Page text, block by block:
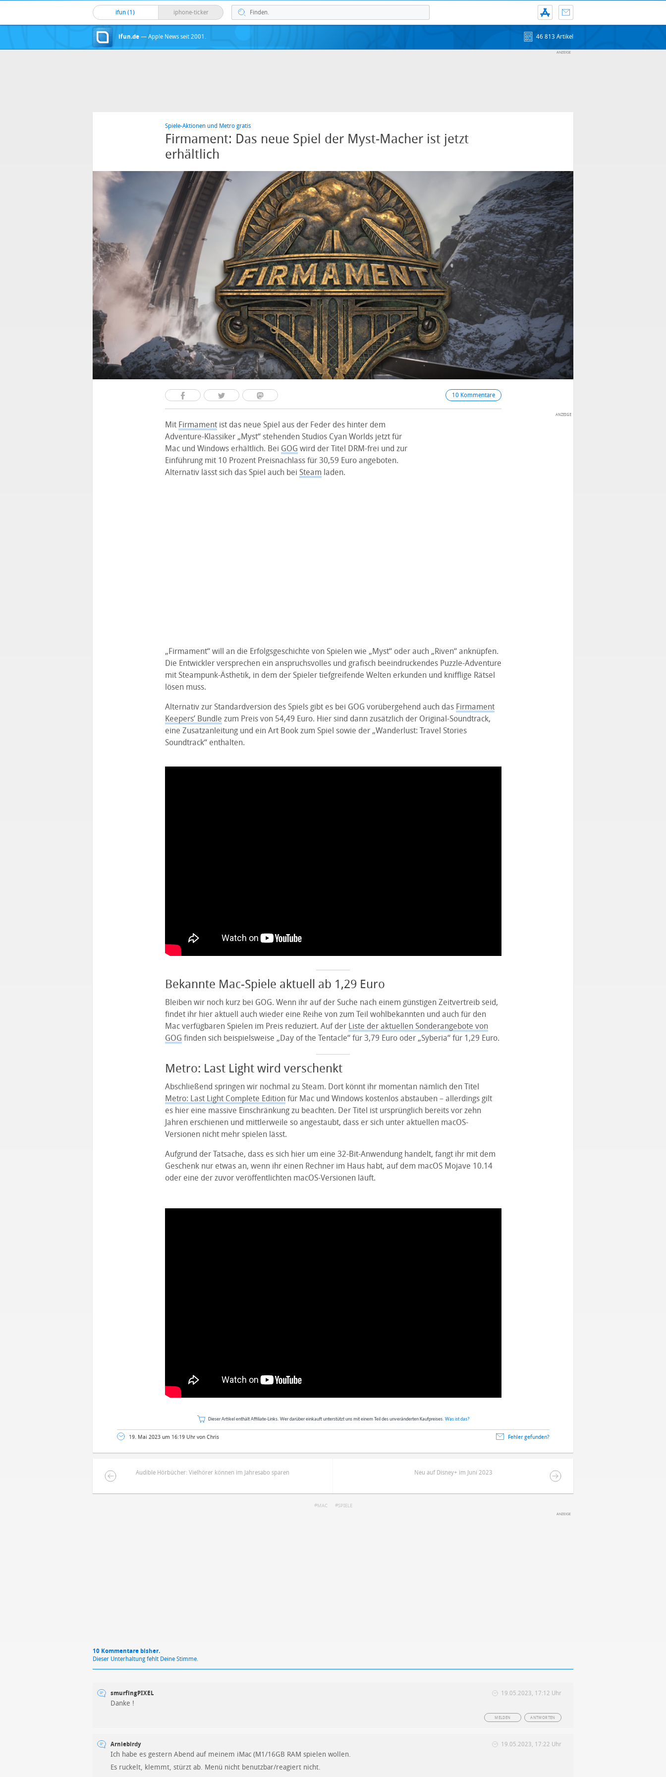
ifun (1) iphone-ticker
ifun.de — Apple News seit 2001. 46 813 Artikel
Spiele-Aktionen und Metro gratis
Firmament: Das neue Spiel der Myst-Macher ist jetzt
erhältlich
10 Kommentare
Mit Firmamentist das neue Spiel aus der Feder des hinter dem
Adventure-Klassiker „Myst“ stehenden Studios Cyan Worlds jetzt für
Mac und Windows erhältlich. Bei GOG wird der Titel DRM-frei und zur
Einführung mit 10 Prozent Preisnachlass für 30,59 Euro angeboten.
Alternativ lässt sich das Spiel auch bei Steam laden.
„Firmament“ will an die Erfolgsgeschichte von Spielen wie „Myst“ oder auch „Riven“ anknüpfen.
Die Entwickler versprechen ein anspruchsvolles und grafisch beeindruckendes Puzzle-Adventure
mit Steampunk-Ästhetik, in dem der Spieler tiefgreifende Welten erkunden und knifflige Rätsel
lösen muss.
Alternativ zur Standardversion des Spiels gibt es bei GOG vorübergehend auch das Firmament
Keepers’ Bundle zum Preis von 54,49 Euro. Hier sind dann zusätzlich der Original-Soundtrack,
eine Zusatzanleitung und ein Art Book zum Spiel sowie der „Wanderlust: Travel Stories
Soundtrack“ enthalten.
Bekannte Mac-Spiele aktuell ab 1,29 Euro
Bleiben wir noch kurz bei GOG. Wenn ihr auf der Suche nach einem günstigen Zeitvertreib seid,
findet ihr hier aktuell auch wieder eine Reihe von zum Teil wohlbekannten und auch für den
Mac verfügbaren Spielen im Preis reduziert. Auf der Liste der aktuellen Sonderangebote von
GOG finden sich beispielsweise „Day of the Tentacle“ für 3,79 Euro oder „Syberia“ für 1,29 Euro.
Metro: Last Light wird verschenkt
Abschließend springen wir nochmal zu Steam. Dort könnt ihr momentan nämlich den Titel
Metro: Last Light Complete Editionfür Mac und Windows kostenlos abstauben – allerdings gilt
es hier eine massive Einschränkung zu beachten. Der Titel ist ursprünglich bereits vor zehn
Jahren erschienen und mittlerweile so angestaubt, dass er sich unter aktuellen macOS-
Versionen nicht mehr spielen lässt.
Aufgrund der Tatsache, dass es sich hier um eine 32-Bit-Anwendung handelt, fangt ihr mit dem
Geschenk nur etwas an, wenn ihr einen Rechner im Haus habt, auf dem macOS Mojave 10.14
oder eine der zuvor veröffentlichten macOS-Versionen läuft.
Dieser Artikel enthält Affiliate-Links. Wer darüber einkauft unterstützt uns mit einem Teil des unveränderten Kaufpreises. Was ist das?
19. Mai 2023 um 16:19 Uhr von Chris Fehler gefunden?
Audible Hörbücher: Vielhörer können im Jahresabo sparen Neu auf Disney+ im Juni 2023
MAC SPIELE
10 Kommentare bisher.
Dieser Unterhaltung fehlt Deine Stimme.
smurfingPIXEL 19.05.2023, 17:12 Uhr
Danke !
ANTWORTEN
MELDEN
Arniebirdy 19.05.2023, 17:22 Uhr
Ich habe es gestern Abend auf meinem iMac (M1/16GB RAM spielen wollen.
Es ruckelt, klemmt, stürzt ab. Menü nicht benutzbar/reagiert nicht.